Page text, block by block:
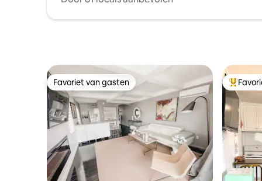
Favoriet van gasten
Favoriet van gasten